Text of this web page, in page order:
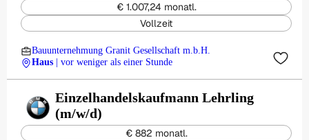
€ 1.007,24 monatl.
Vollzeit
Bauunternehmung Granit Gesellschaft m.b.H.
Haus
| vor weniger als einer Stunde
Einzelhandelskaufmann Lehrling
(m/w/d)
€ 882 monatl.